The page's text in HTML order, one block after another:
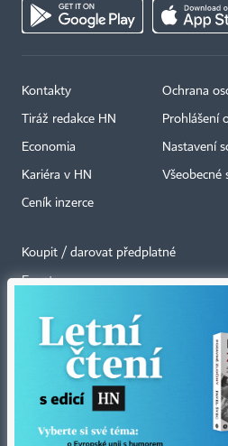
Kontakty
Tiráž redakce HN
Economia
Kariéra v HN
Ceník inzerce
Ochrana
Prohlášení
Nastavení
Všeobecné
Koupit / darovat předplatné
Eventy
RSS kanály
Autorská práva vykonává vydavatel. Bez
zakázáno jakékoli užití částí nebo celku
jakýmkoli způsobem, mechanickým nebo